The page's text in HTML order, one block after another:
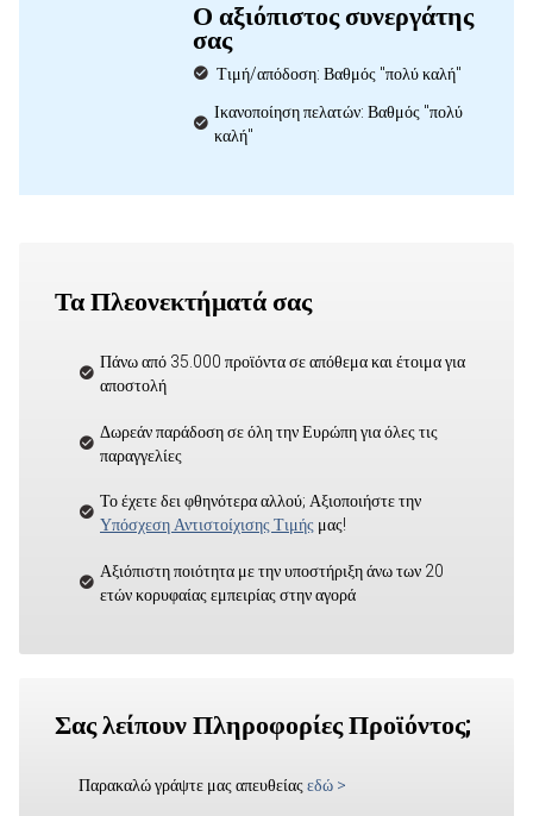
Ο αξιόπιστος συνεργάτης
σας
Τιμή/απόδοση: Βαθμός "πολύ καλή"
Ικανοποίηση πελατών: Βαθμός "πολύ
καλή"
Τα Πλεονεκτήματά σας
Πάνω από 35.000 προϊόντα σε απόθεμα και έτοιμα για
αποστολή
Δωρεάν παράδοση σε όλη την Ευρώπη για όλες τις
παραγγελίες
Το έχετε δει φθηνότερα αλλού; Αξιοποιήστε την
Υπόσχεση Αντιστοίχισης Τιμής μας!
Αξιόπιστη ποιότητα με την υποστήριξη άνω των 20
ετών κορυφαίας εμπειρίας στην αγορά
Σας λείπουν Πληροφορίες Προϊόντος;
Παρακαλώ γράψτε μας απευθείας εδώ >